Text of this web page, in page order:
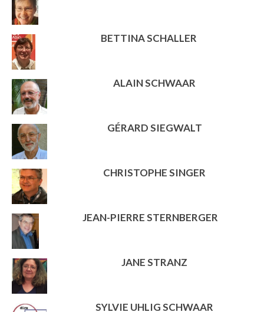
BETTINA SCHALLER
ALAIN SCHWAAR
GÉRARD SIEGWALT
CHRISTOPHE SINGER
JEAN-PIERRE STERNBERGER
JANE STRANZ
SYLVIE UHLIG SCHWAAR